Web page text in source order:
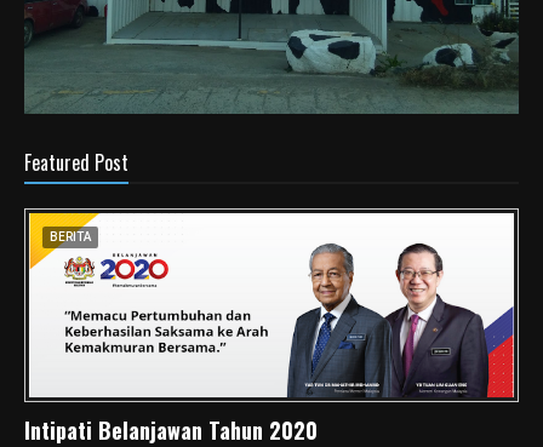
Featured Post
BERITA
Intipati Belanjawan Tahun 2020